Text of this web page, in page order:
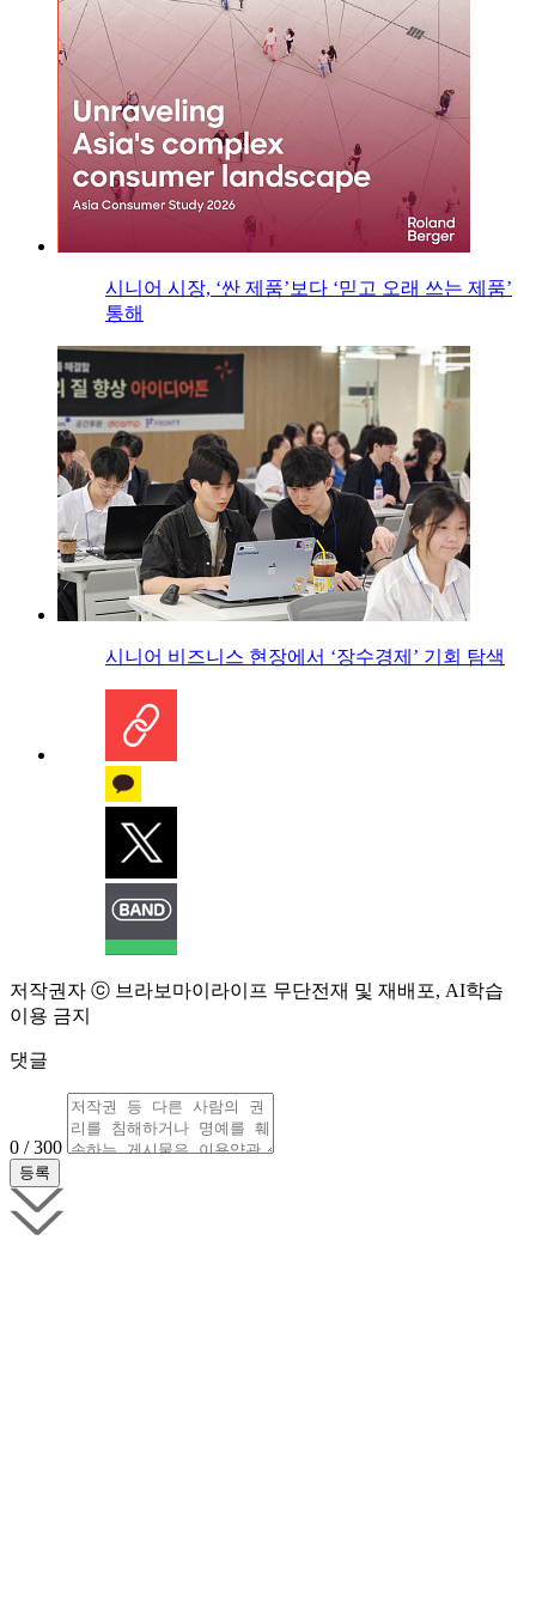
시니어 시장, ‘싼 제품’보다 ‘믿고 오래 쓰는 제품’
통해
시니어 비즈니스 현장에서 ‘장수경제’ 기회 탐색
저작권자 ⓒ 브라보마이라이프 무단전재 및 재배포, AI학습
이용 금지
댓글
0 / 300